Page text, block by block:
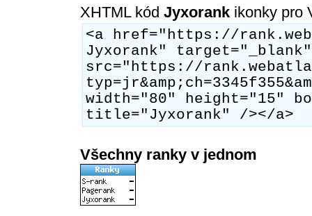
XHTML kód Jyxorank ikonky pro
<a href="https://
Jyxorank"
src="https://
width="80" height="15"
title="Jyxorank" /></a>
Všechny ranky v jednom